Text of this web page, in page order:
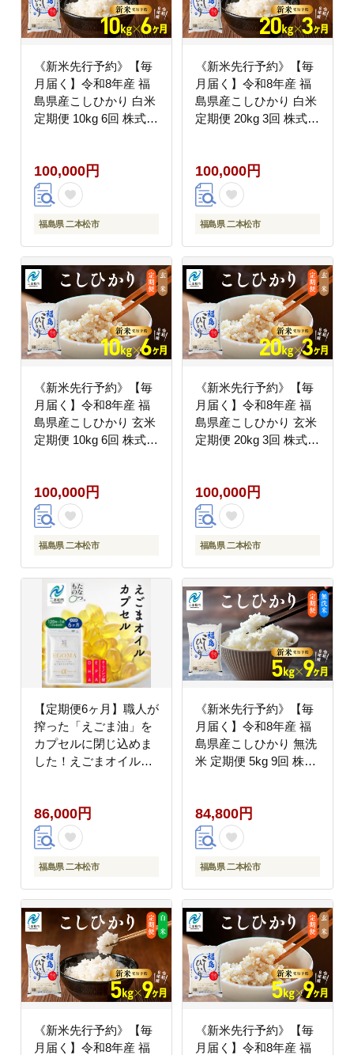
《新米先行予約》【毎
月届く】令和8年産 福
島県産こしひかり 白米
定期便 10kg 6回 株式会
100,000円
福島県 二本松市
《新米先行予約》【毎
月届く】令和8年産 福
島県産こしひかり 白米
定期便 20kg 3回 株式会
100,000円
福島県 二本松市
《新米先行予約》【毎
月届く】令和8年産 福
島県産こしひかり 玄米
定期便 10kg 6回 株式会
100,000円
福島県 二本松市
《新米先行予約》【毎
月届く】令和8年産 福
島県産こしひかり 玄米
定期便 20kg 3回 株式会
100,000円
福島県 二本松市
【定期便6ヶ月】職人が
搾った「えごま油」を
カプセルに閉じ込めま
した！えごまオイルカ
86,000円
福島県 二本松市
《新米先行予約》【毎
月届く】令和8年産 福
島県産こしひかり 無洗
米 定期便 5kg 9回 株式
84,800円
福島県 二本松市
《新米先行予約》【毎
月届く】令和8年産 福
《新米先行予約》【毎
月届く】令和8年産 福